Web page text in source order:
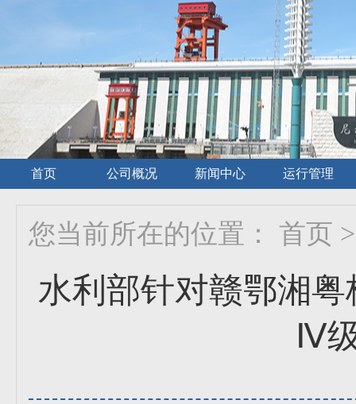
首页 公司概况 新闻中心 运行管理
您当前所在的位置： 首页 >
水利部针对赣鄂湘
Ⅳ